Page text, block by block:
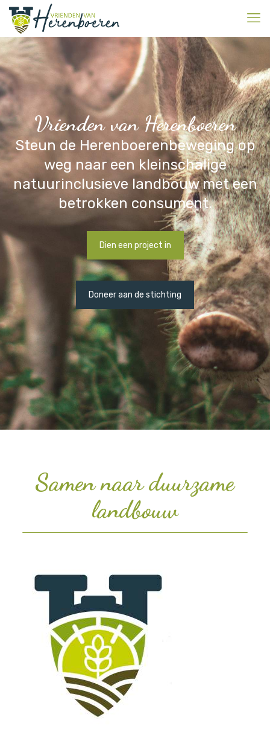
Vrienden van Herenboeren
Steun de Herenboerenbeweging op
weg naar een kleinschalige
natuurinclusieve landbouw met een
betrokken consument.
Dien een project in
Doneer aan de stichting
Samen naar duurzame
landbouw